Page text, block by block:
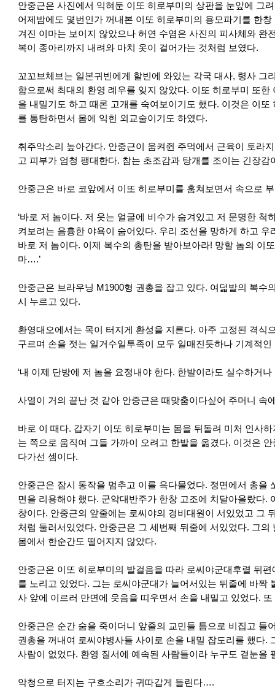
안중근은 사진에서 익혀둔 이또 히로부미의 상판을 눈앞에 그
어제밤에도 몇번인가 꺼내본 이또 히로부미의 용모파기를 한
겨진 이마는 보이지 않았으나 허연 수염은 사진의 피사체와 완
복이 종아리까지 내려와 마치 옷이 걸어가는 것처럼 보였다.
꼬꼬브체브는 일본귀빈에게 할빈에 와있는 각국 대사, 령사 그
함으로써 최대의 환영 례우를 잊지 않았다. 이또 히로부미 또
을 내밀기도 하고 때론 고개를 숙여보이기도 했다. 이것은 이
를 통탄하면서 몸에 익힌 외교술이기도 하였다.
취주악소리 높아간다. 안중근이 움켜쥔 주먹에서 근육이 토라
고 피부가 엄청 팽대한다. 참는 초조감과 탕개를 조이는 긴장
안중근은 바로 코앞에서 이또 히로부미를 훔쳐보면서 속으로
‘바로 저 놈이다. 저 웃는 얼굴에 비수가 숨겨있고 저 문명한 척
켜보려는 음흉한 야욕이 숨어있다. 우리 조선을 망하게 하고 우
바로 저 놈이다. 이제 복수의 총탄을 받아보아라! 망할 놈의 이
마….’
안중근은 브라우닝 M1900형 권총을 잡고 있다. 여덟발의 복수
시 누르고 있다.
환영대오에서는 목이 터지게 환성을 지른다. 아주 고정된 격식
구르며 손을 젓는 일거수일투족이 모두 일매진듯하나 기계적인
‘내 이제 단방에 저 놈을 요정내야 한다. 한발이라도 실수하거나
사열이 거의 끝난 것 같아 안중근은 때맞춤이다싶어 주머니 속
바로 이 때다. 갑자기 이또 히로부미는 몸을 뒤돌려 미처 인사
는 쪽으로 움직여 그들 가까이 오려고 한발을 옮겼다. 이것은
다가선 셈이다.
안중근은 잠시 동작을 멈추고 이를 윽다물었다. 정면에서 총을
면을 리용해야 했다. 군악대반주가 한창 고조에 치달아올랐다.
창이다. 안중근의 앞줄에는 로씨야의 경비대원이 서있었고 그
처럼 둘러서있었다. 안중근은 그 세번째 뒤줄에 서있었다. 그
몸에서 한순간도 떨어지지 않았다.
안중근은 이또 히로부미의 발걸음을 따라 로씨야군대후렬 뒤
를 노리고 있었다. 그는 로씨야군대가 늘어서있는 뒤줄에 바짝
사 앞에 이르러 만면에 웃음을 띠우면서 손을 내밀고 있었다.
안중근은 순간 숨을 죽이더니 앞줄의 교민들 틈으로 비집고 들
권총을 꺼내여 로씨야병사들 사이로 손을 내밀 잡도리를 했다.
사람이 없었다. 환영 질서에 예속된 사람들이라 누구도 곁눈을
악청으로 터지는 구호소리가 귀따갑게 들린다….